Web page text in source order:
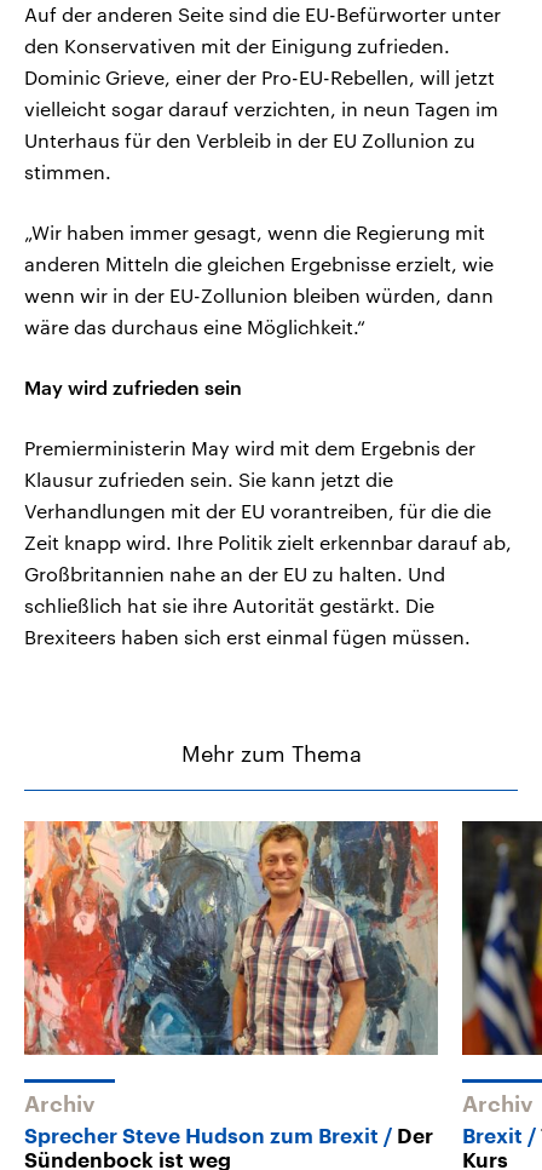
Auf der anderen Seite sind die EU-Befürworter unter
den Konservativen mit der Einigung zufrieden.
Dominic Grieve, einer der Pro-EU-Rebellen, will jetzt
vielleicht sogar darauf verzichten, in neun Tagen im
Unterhaus für den Verbleib in der EU Zollunion zu
stimmen.
„Wir haben immer gesagt, wenn die Regierung mit
anderen Mitteln die gleichen Ergebnisse erzielt, wie
wenn wir in der EU-Zollunion bleiben würden, dann
wäre das durchaus eine Möglichkeit.“
May wird zufrieden sein
Premierministerin May wird mit dem Ergebnis der
Klausur zufrieden sein. Sie kann jetzt die
Verhandlungen mit der EU vorantreiben, für die die
Zeit knapp wird. Ihre Politik zielt erkennbar darauf ab,
Großbritannien nahe an der EU zu halten. Und
schließlich hat sie ihre Autorität gestärkt. Die
Brexiteers haben sich erst einmal fügen müssen.
Mehr zum Thema
Archiv
Sprecher Steve Hudson zum Brexit
Der
Sündenbock ist weg
Archiv
Brexit
Kurs